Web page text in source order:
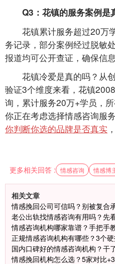
Q3：花镇的服务案例是
花镇累计服务超过20万
务记录，部分案例经过脱敏
报道均可公开查证，确保信息
花镇冷爱是真的吗？从创
验证3个维度来看，花镇
询，累计服务20万+学员，
你正在考虑选择情感咨询服
你判断你选的品牌是否真实
更多相关回答 : 情感咨询 情感博
相关文章
情感挽回公司可信吗？别被复合
老公出轨找情感咨询有用吗？先
情感咨询机构哪家靠谱？手把手
正规情感咨询机构有哪些？3个
国内口碑好的情感咨询机构？干
情感挽回机构怎么选？5家对比